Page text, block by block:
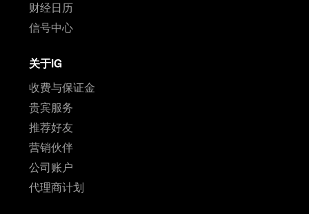
财经日历
信号中心
关于IG
收费与保证金
贵宾服务
推荐好友
营销伙伴
公司账户
代理商计划